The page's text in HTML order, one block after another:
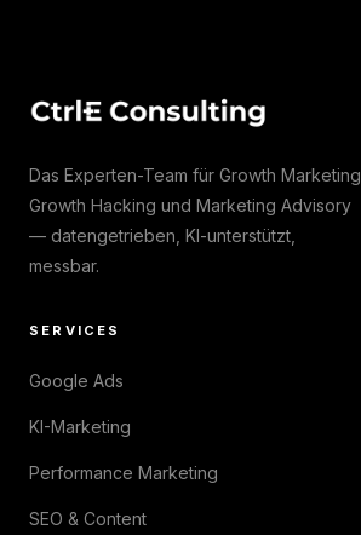
Das Experten-Team für Growth Marketing,
Growth Hacking und Marketing Advisory
— datengetrieben, KI-unterstützt,
messbar.
SERVICES
Google Ads
KI-Marketing
Performance Marketing
SEO & Content